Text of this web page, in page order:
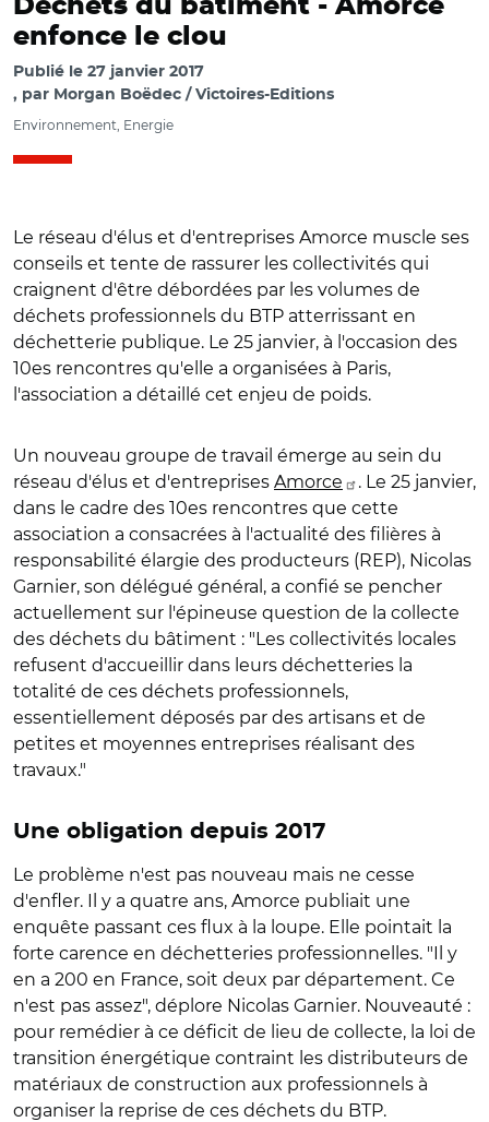
Déchets du bâtiment -Amorce
enfonce le clou
Publié le 27 janvier 2017
par Morgan Boëdec / Victoires-Editions
Environnement, Energie
Le réseau d'élus et d'entreprises Amorce muscle ses
conseils et tente de rassurer les collectivités qui
craignent d'être débordées par les volumes de
déchets professionnels du BTP atterrissant en
déchetterie publique. Le 25 janvier, à l'occasion des
10es rencontres qu'elle a organisées à Paris,
l'association a détaillé cet enjeu de poids.
Un nouveau groupe de travail émerge au sein du
réseau d'élus et d'entreprises Amorce
. Le 25 janvier,
dans le cadre des 10es rencontres que cette
association a consacrées à l'actualité des filières à
responsabilité élargie des producteurs (REP), Nicolas
Garnier, son délégué général, a confié se pencher
actuellement sur l'épineuse question de la collecte
des déchets du bâtiment : "Les collectivités locales
refusent d'accueillir dans leurs déchetteries la
totalité de ces déchets professionnels,
essentiellement déposés par des artisans et de
petites et moyennes entreprises réalisant des
travaux."
Une obligation depuis 2017
Le problème n'est pas nouveau mais ne cesse
d'enfler. Il y a quatre ans, Amorce publiait une
enquête passant ces flux à la loupe. Elle pointait la
forte carence en déchetteries professionnelles. "Il y
en a 200 en France, soit deux par département. Ce
n'est pas assez", déplore Nicolas Garnier. Nouveauté :
pour remédier à ce déficit de lieu de collecte, la loi de
transition énergétique contraint les distributeurs de
matériaux de construction aux professionnels à
organiser la reprise de ces déchets du BTP.